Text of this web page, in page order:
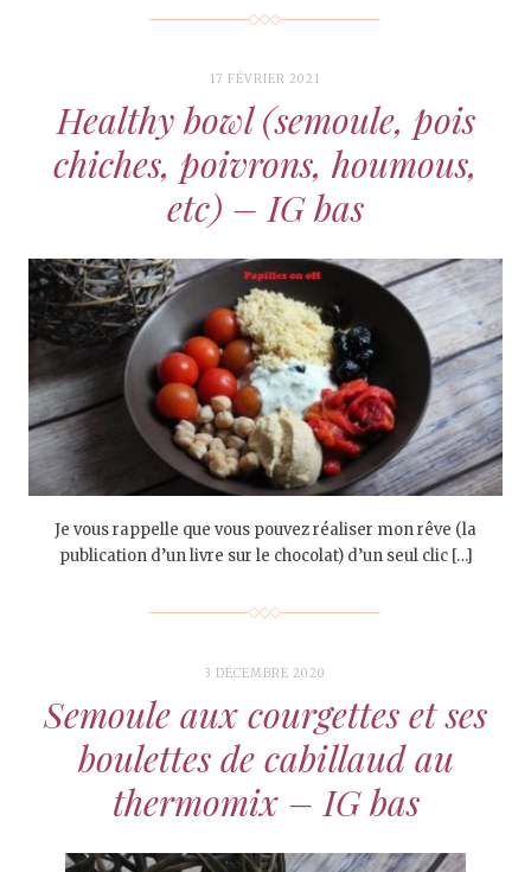
17 FÉVRIER 2021
Healthy bowl (semoule, pois
chiches, poivrons, houmous,
etc) – IG bas
Je vous rappelle que vous pouvez réaliser mon rêve (la
publication d’un livre sur le chocolat) d’un seul clic […]
3 DÉCEMBRE 2020
Semoule aux courgettes et ses
boulettes de cabillaud au
thermomix – IG bas